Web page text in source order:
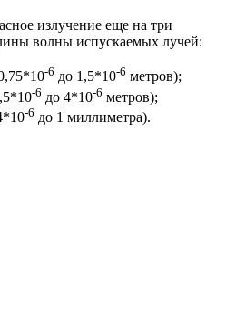
излучение еще на три
волны испускаемых лучей:
-6 до 1,5*10-6 метров);
-6 до 4*10-6 метров);
-6 до 1 миллиметра).